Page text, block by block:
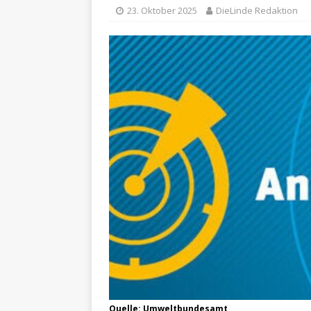
23. Oktober 2025 DieLinde Redaktion
Quelle: Umweltbundesamt